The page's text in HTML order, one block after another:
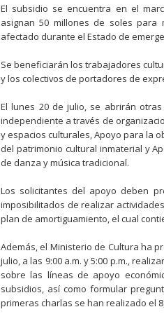
El subsidio se encuentra en el
asignan 50 millones de soles para
afectado durante el Estado de
Se beneficiarán los trabajadores
y los colectivos de portadores de
El lunes 20 de julio, se abrirán
independiente a través de
y espacios culturales, Apoyo para la
del patrimonio cultural inmaterial y
de danza y música tradicional.
Los solicitantes del apoyo deben
imposibilitados de realizar
plan de amortiguamiento, el cual
Además, el Ministerio de Cultura ha
julio, a las 9:00 a.m. y 5:00 p.m.,
sobre las líneas de apoyo
subsidios, así como formular
primeras charlas se han realizado el